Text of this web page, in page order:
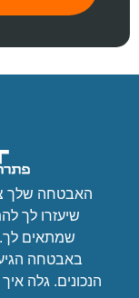
האבטחה שלך
שיעזרו לך
שמתאים לך.
באבטחה
הנכונים. גלה